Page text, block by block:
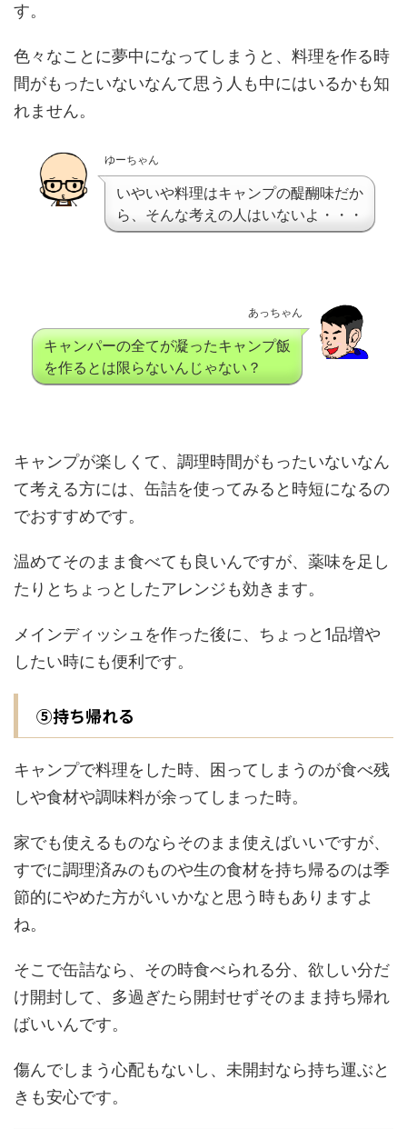
す。
色々なことに夢中になってしまうと、料理を作る時
間がもったいないなんて思う人も中にはいるかも知
れません。
ゆーちゃん
いやいや料理はキャンプの醍醐味だか
ら、そんな考えの人はいないよ・・・
あっちゃん
キャンパーの全てが凝ったキャンプ飯
を作るとは限らないんじゃない？
キャンプが楽しくて、調理時間がもったいないなん
て考える方には、缶詰を使ってみると時短になるの
でおすすめです。
温めてそのまま食べても良いんですが、薬味を足し
たりとちょっとしたアレンジも効きます。
メインディッシュを作った後に、ちょっと1品増や
したい時にも便利です。
⑤持ち帰れる
キャンプで料理をした時、困ってしまうのが食べ残
しや食材や調味料が余ってしまった時。
家でも使えるものならそのまま使えばいいですが、
すでに調理済みのものや生の食材を持ち帰るのは季
節的にやめた方がいいかなと思う時もありますよ
ね。
そこで缶詰なら、その時食べられる分、欲しい分だ
け開封して、多過ぎたら開封せずそのまま持ち帰れ
ばいいんです。
傷んでしまう心配もないし、未開封なら持ち運ぶと
きも安心です。